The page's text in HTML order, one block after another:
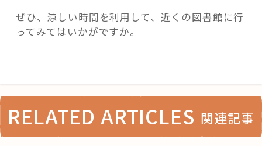
ぜひ、涼しい時間を利用して、近くの図書館に行
ってみてはいかがですか。
RELATED ARTICLES 関連記事